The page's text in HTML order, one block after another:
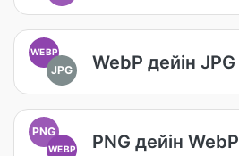
WEBP
JPG WebP дейін JPG
PNG
WEBP PNG дейін WebP